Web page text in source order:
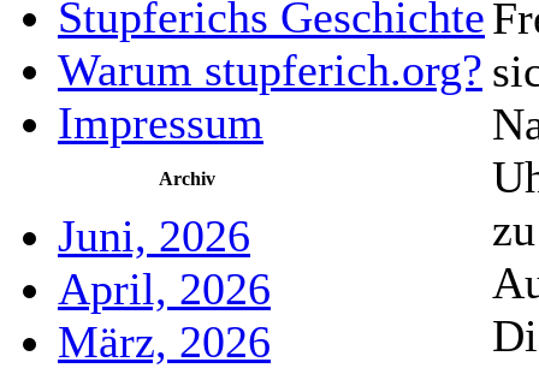
Stupferichs Geschichte
Warum stupferich.org?
Impressum
Archiv
Juni, 2026
April, 2026
März, 2026